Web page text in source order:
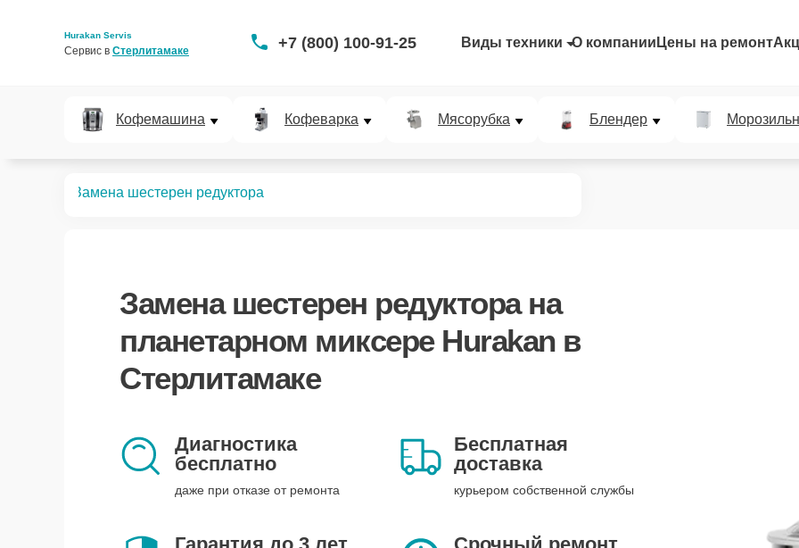
Hurakan Servis
Сервис в Стерлитамаке +7 (800) 100-91-25 Виды техники О компании Цены на ремонт
Кофемашина Кофеварка Мясорубка Блендер
Замена шестерен редуктора
Замена шестерен редукторана
планетарном миксере Hurakan в
Стерлитамаке
Диагностика
бесплатно
даже при отказе от ремонта
Бесплатная
доставка
курьером собственной службы